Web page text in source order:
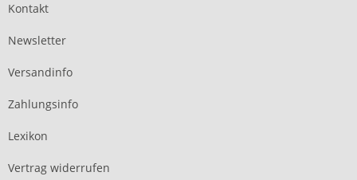
Kontakt
Newsletter
Versandinfo
Zahlungsinfo
Lexikon
Vertrag widerrufen